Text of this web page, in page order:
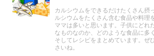
カルシウムをできるだけたくさん摂
ルシウムをたくさん含む食品や料理
ママは多いと思います。子供にどれ
なものなのか、どのような食品に多
そしてレシピをまとめています。ぜ
さいね。